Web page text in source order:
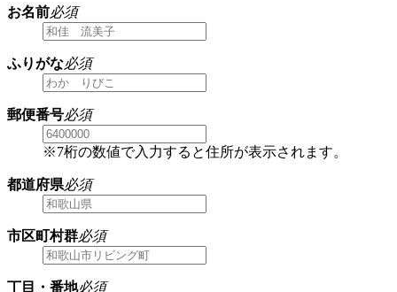
お名前必須
ふりがな必須
郵便番号必須
※7桁の数値で入力すると住所が表示されます。
都道府県必須
市区町村群必須
丁目・番地必須